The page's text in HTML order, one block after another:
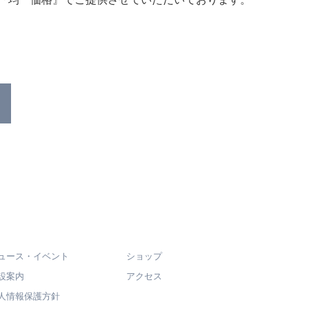
ース・イベント
ショップ
案内
アクセス
情報保護方針